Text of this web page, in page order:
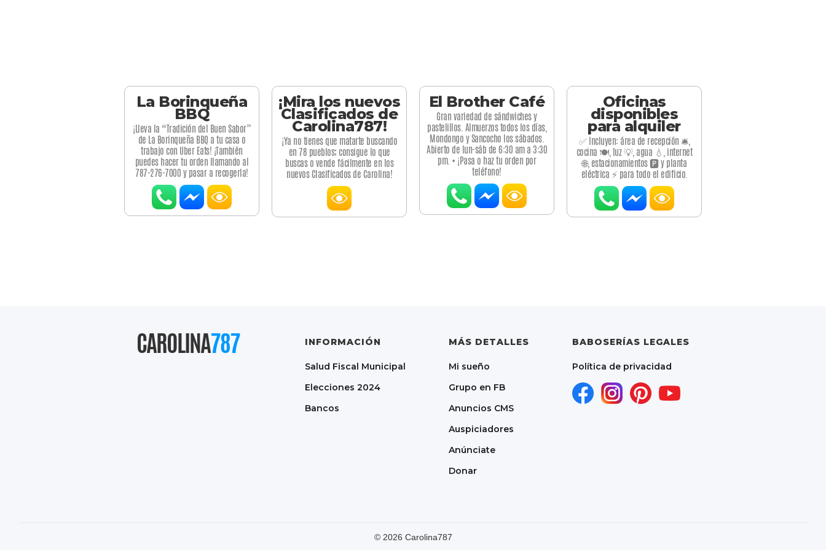
La Borinqueña
BBQ
¡Lleva la “Tradición del Buen Sabor”
de La Borinqueña BBQ a tu casa o
trabajo con Uber Eats! ¡También
puedes hacer tu orden llamando al
787-276-7000 y pasar a recogerla!
¡Mira los nuevos
Clasificados de
Carolina787!
¡Ya no tienes que matarte buscando
en 78 pueblos; consigue lo que
buscas o vende fácilmente en los
nuevos Clasificados de Carolina!
El Brother Café
Gran variedad de sándwiches y
pastelillos. Almuerzos todos los días,
Mondongo y Sancocho los sábados.
Abierto de lun-sáb de 6:30 am a 3:30
pm. • ¡Pasa o haz tu orden por
teléfono!
Oficinas
disponibles
para alquiler
✅ Incluyen: área de recepción 🛎️,
cocina 🍽️, luz 💡, agua 💧, internet
🌐, estacionamientos 🅿️ y planta
eléctrica ⚡ para todo el edificio.
CAROLINA787 INFORMACIÓN
Salud Fiscal Municipal
Elecciones 2024
Bancos
MÁS DETALLES
Mi sueño
Grupo en FB
Anuncios CMS
Auspiciadores
Anúnciate
Donar
BABOSERÍAS LEGALES
Política de privacidad
© 2026 Carolina787